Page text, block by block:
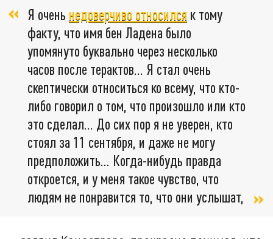
Я очень недоверчиво относился к тому
факту, что имя бен Ладена было
упомянуто буквально через несколько
часов после терактов… Я стал очень
скептически относиться ко всему, что кто-
либо говорил о том, что произошло или кто
это сделал… До сих пор я не уверен, кто
стоял за 11 сентября, и даже не могу
предположить… Когда-нибудь правда
откроется, и у меня такое чувство, что
людям не понравится то, что они услышат,